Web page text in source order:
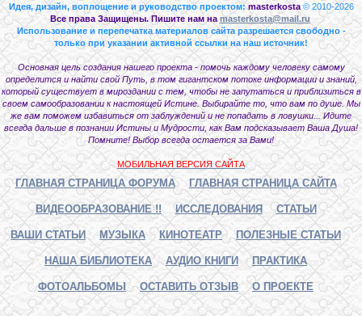
Идея, дизайн, воплощение и руководство проектом: masterkosta © 2010-2026
Все права Защищены. Пишите нам на masterkosta@mail.ru
Использование и перепечатка материалов сайта разрешается свободно -
только при указании активной ссылки на наш источник!
Основная цель создания нашего проекта - помочь каждому человеку самому
определится и найти свой Путь, в том гигантском потоке информации и знаний,
который существует в мироздании с тем, чтобы не запутаться и приблизиться в
своем самообразовании к настоящей Истине. Выбирайте то, что вам по душе. Мы
же вам поможем избавиться от заблуждений и не попадать в ловушки... Идите
всегда дальше в познании Истины и Мудрости, как Вам подсказывает Ваша Душа!
Помните! Выбор всегда остается за Вами!
МОБИЛЬНАЯ ВЕРСИЯ САЙТА
ГЛАВНАЯ СТРАНИЦА ФОРУМА ГЛАВНАЯ СТРАНИЦА САЙТА
ВИДЕООБРАЗОВАНИЕ !! ИССЛЕДОВАНИЯ СТАТЬИ
ВАШИ СТАТЬИ МУЗЫКА КИНОТЕАТР ПОЛЕЗНЫЕ СТАТЬИ
НАША БИБЛИОТЕКА АУДИО КНИГИ ПРАКТИКА
ФОТОАЛЬБОМЫ ОСТАВИТЬ ОТЗЫВ О ПРОЕКТЕ